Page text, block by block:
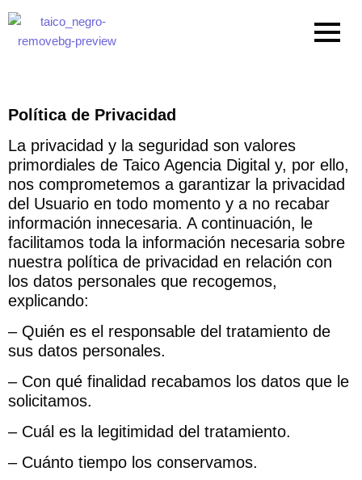
contenido
Política de Privacidad
La privacidad y la seguridad son valores
primordiales de Taico Agencia Digital y, por ello,
nos comprometemos a garantizar la privacidad
del Usuario en todo momento y a no recabar
información innecesaria. A continuación, le
facilitamos toda la información necesaria sobre
nuestra política de privacidad en relación con
los datos personales que recogemos,
explicando:
– Quién es el responsable del tratamiento de
sus datos personales.
– Con qué finalidad recabamos los datos que le
solicitamos.
– Cuál es la legitimidad del tratamiento.
– Cuánto tiempo los conservamos.